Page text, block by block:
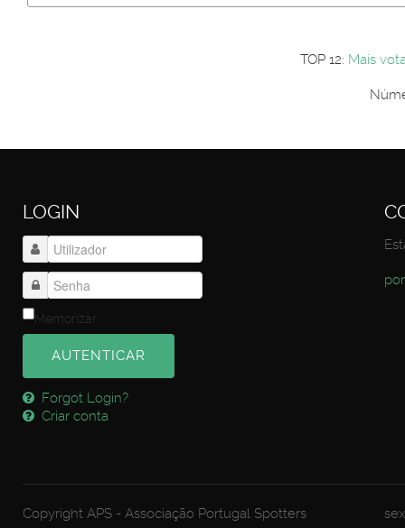
Primeiro autentique-se...
TOP 12: Mais
LOGIN
Memorizar
AUTENTICAR
Forgot Login?
Criar conta
Copyright APS - Associação Portugal Spotters